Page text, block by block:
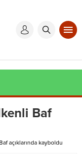
Baf
açıklarında kayboldu